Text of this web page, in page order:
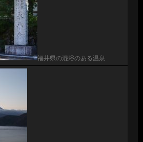
福井県の混浴のある温泉